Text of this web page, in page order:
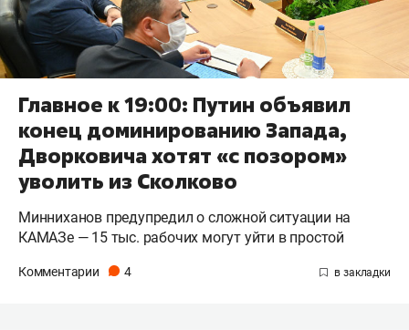
Главное к 19:00: Путин объявил
конец доминированию Запада,
Дворковича хотят «с позором»
уволить из Сколково
Минниханов предупредил о сложной ситуации на
КАМАЗе — 15 тыс. рабочих могут уйти в простой
Комментарии 4